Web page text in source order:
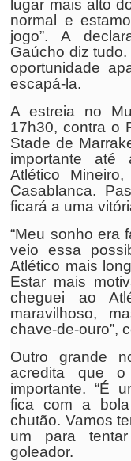
lugar mais alto
normal e
jogo”. A
Gaúcho diz
oportunidade
escapá-la.
A estreia no
17h30, contra o
Stade de
importante
Atlético
Casablanca.
ficará a uma
“Meu sonho era
veio essa
Atlético mais
Estar mais
cheguei ao
maravilhoso,
chave-de-ouro”,
Outro grande
acredita que
importante. “É
fica com a
chutão. Vamos
um para
goleador.